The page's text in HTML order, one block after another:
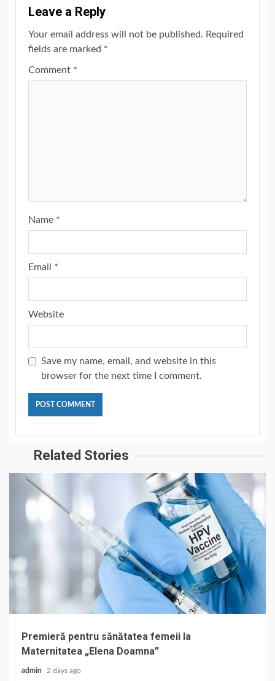
Leave a Reply
Your email address will not be published. Required
fields are marked *
Comment *
Name *
Email *
Website
Save my name, email, and website in this
browser for the next time I comment.
Related Stories
Premieră pentru sănătatea femeii la
Maternitatea „Elena Doamna”
admin 2 days ago